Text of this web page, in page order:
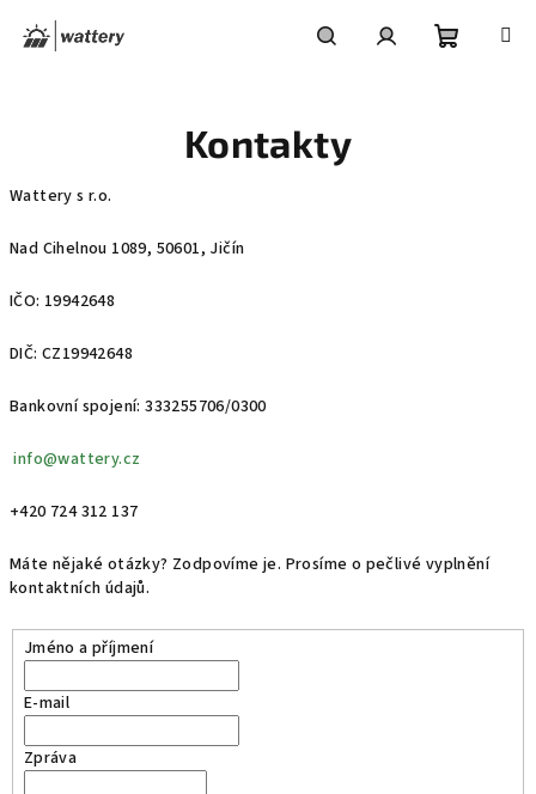
Kontakty
Wattery s r.o.
Nad Cihelnou 1089, 50601, Jičín
IČO: 19942648
DIČ: CZ19942648
Bankovní spojení: 333255706/0300
info@wattery.cz
+420 724 312 137
Máte nějaké otázky? Zodpovíme je. Prosíme o pečlivé vyplnění
kontaktních údajů.
Jméno a příjmení
E-mail
Zpráva